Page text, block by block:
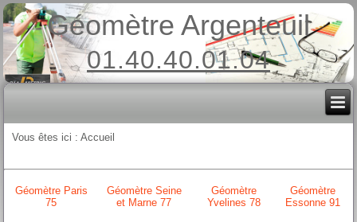
Géomètre Argenteuil
01.40.40.01.04
Vous êtes ici :Accueil
Géomètre Paris
75
Géomètre Seine
et Marne 77
Géomètre
Yvelines 78
Géomètre
Essonne 91